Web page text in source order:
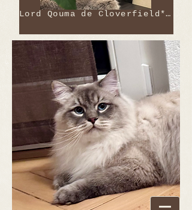
Lord Qouma de Cloverfield*CH